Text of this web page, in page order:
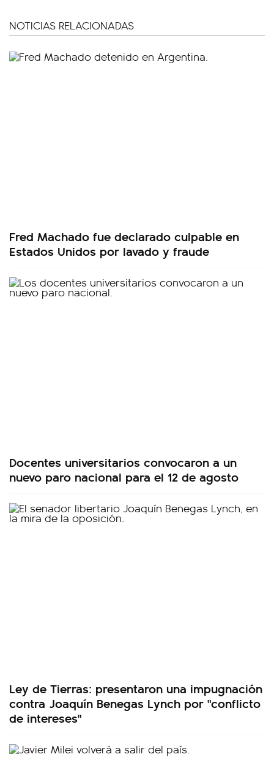
NOTICIAS RELACIONADAS
Fred Machado fue declarado culpable en
Estados Unidos por lavado y fraude
Docentes universitarios convocaron a un
nuevo paro nacional para el 12 de agosto
Ley de Tierras: presentaron una impugnación
contra Joaquín Benegas Lynch por "conflicto
de intereses"